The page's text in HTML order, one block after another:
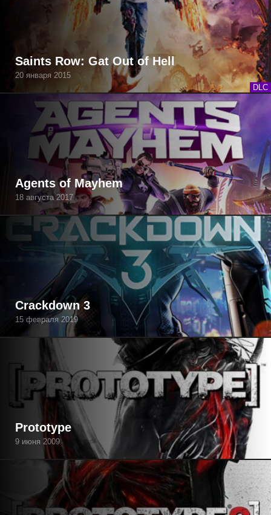
DLC
Saints Row: Gat Out of Hell
20 января 2015
Agents of Mayhem
18 августа 2017
Crackdown 3
15 февраля 2019
Prototype
9 июня 2009